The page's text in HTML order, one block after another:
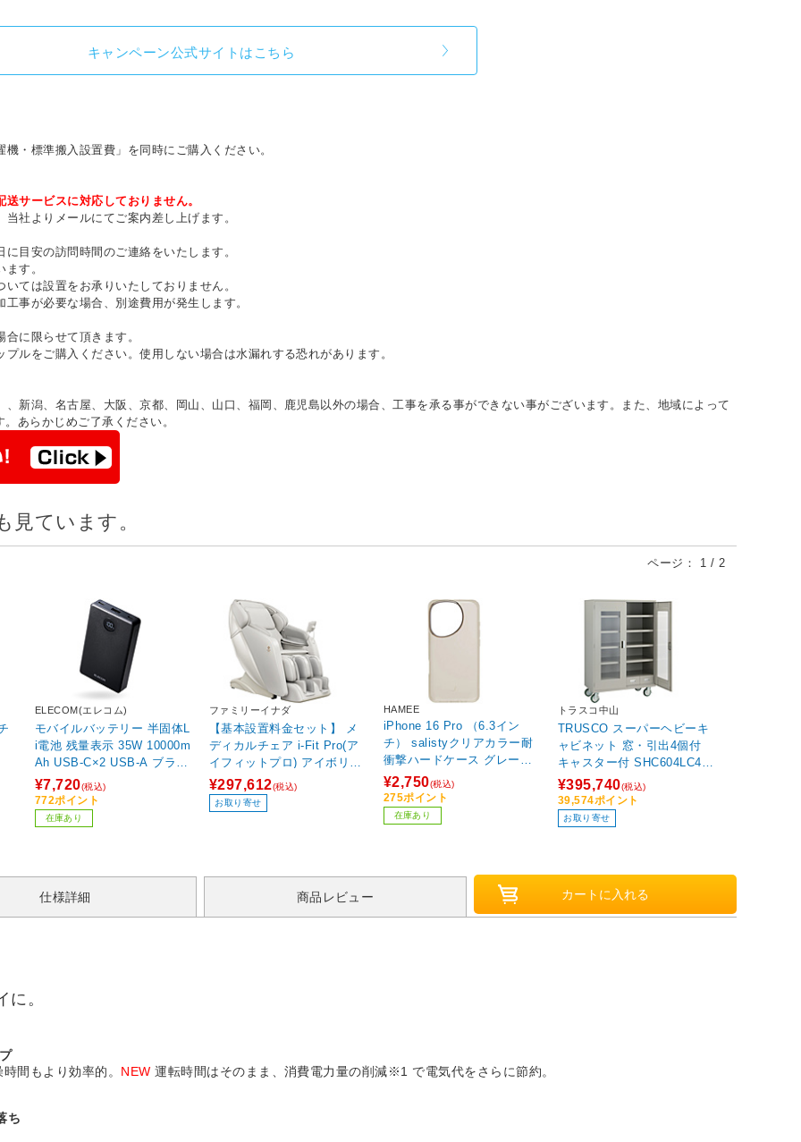
キャンペーン公式サイトはこちら
・標準搬入設置費」を同時にご購入ください。
送サービスに対応しておりません。
社よりメールにてご案内差し上げます。
に目安の訪問時間のご連絡をいたします。
す。
ては設置をお承りいたしておりません。
事が必要な場合、別途費用が発生します。
に限らせて頂きます。
ルをご購入ください。使用しない場合は水漏れする恐れがあります。
新潟、名古屋、大阪、京都、岡山、山口、福岡、鹿児島以外の場合、工事を承る事ができない事がございます。また、地域によって
あらかじめご了承ください。
ています。
ページ： 1 / 2
ELECOM(エレコム)
モバイルバッテリー 半固体L
i電池 残量表示 35W 10000m
Ah USB-C×2 USB-A ブラッ
ク DE-C86-10000BK ［USB
Power Delivery対応］
¥7,720(税込)
772ポイント
在庫あり
ファミリーイナダ
【基本設置料金セット】 メ
ディカルチェア i-Fit Pro(ア
イフィットプロ) アイボリー
FIP-3206J
¥297,612(税込)
お取り寄せ
HAMEE
iPhone 16 Pro （6.3イン
チ） salistyクリアカラー耐
衝撃ハードケース グレージ
ュ 669-978863
¥2,750(税込)
275ポイント
在庫あり
トラスコ中山
TRUSCO スーパーヘビーキ
ャビネット 窓・引出4個付
キャスター付 SHC604LC4S
A
¥395,740(税込)
39,574ポイント
お取り寄せ
仕様詳細 商品レビュー
。
間もより効率的。 NEW 運転時間はそのまま、消費電力量の削減※1 で電気代をさらに節約。
ち